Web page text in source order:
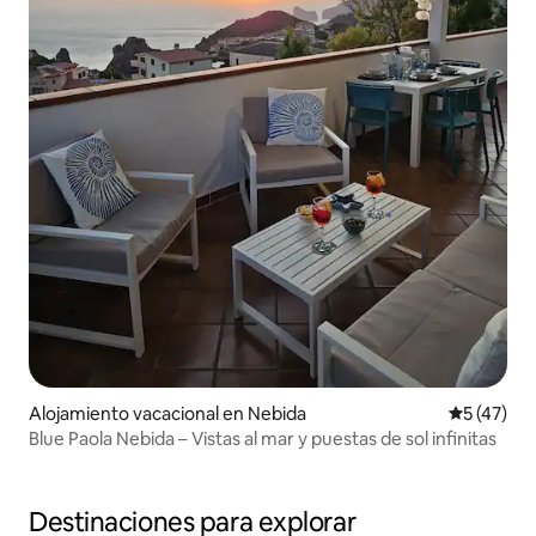
Alojamiento vacacional en Nebida
5 (47)
Blue Paola Nebida – Vistas al mar y puestas de sol infinitas
Destinaciones para explorar